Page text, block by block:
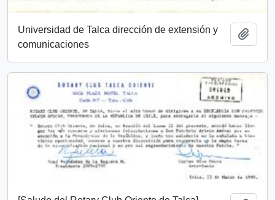
Universidad de Talca dirección de extensión y
comunicaciones